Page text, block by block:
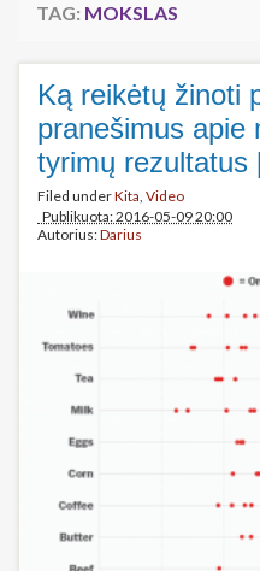
TAG: MOKSLAS
Ką reikėtų žinoti
pranešimus apie
tyrimų rezultatus
Filed underKita, Video
Publikuota: 2016-05-09 20:00
Autorius:Darius